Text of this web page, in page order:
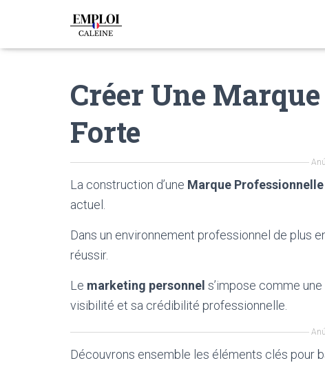
Créer Une
Forte
La construction d’une Marque Professionnelle
actuel.
Dans un environnement professionnel de plus
réussir.
Le marketing personnel s’impose comme
visibilité et sa crédibilité professionnelle.
Découvrons ensemble les éléments clés pour